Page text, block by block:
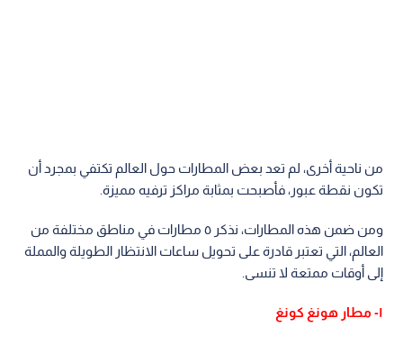
من ناحية أخرى، لم تعد بعض المطارات حول العالم تكتفي بمجرد أن
تكون نقطة عبور، فأصبحت بمثابة مراكز ترفيه مميزة.
ومن ضمن هذه المطارات، نذكر ٥ مطارات في مناطق مختلفة من
العالم، التي تعتبر قادرة على تحويل ساعات الانتظار الطويلة والمملة
إلى أوقات ممتعة لا تنسى.
١- مطار هونغ كونغ